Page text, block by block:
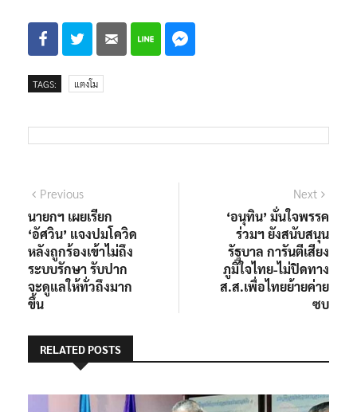
TAGS: แตงโม
แนะแนว
เรื่อง
PreviousPrevious
post:
นายกฯ เผยเรียก
‘อัศวิน’ แจงปมโควิด
หลังถูกร้องเข้าไม่ถึง
ระบบรักษา รับปาก
จะดูแลให้ทั่วถึงมาก
ขึ้น
Next
‘อนุทิน’ มั่นใจพรรค
ร่วมฯ ยังสนับสนุน
รัฐบาล การันตีเสียง
ภูมิใจไทย-ไม่ปิดทาง
ส.ส.เพื่อไทยย้ายค่าย
ซบ
RELATED POSTS